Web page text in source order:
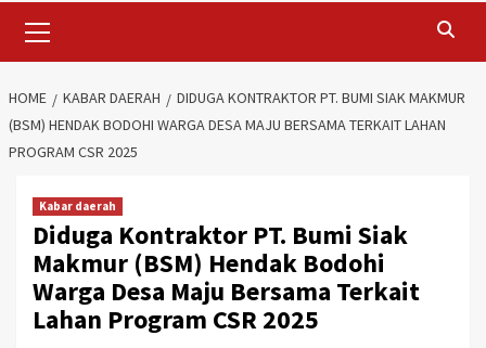
Menu
HOME KABAR DAERAH
DIDUGA KONTRAKTOR PT. BUMI SIAK MAKMUR
(BSM) HENDAK BODOHI WARGA DESA MAJU BERSAMA TERKAIT LAHAN
PROGRAM CSR 2025
Kabar daerah
Diduga Kontraktor PT. Bumi Siak
Makmur (BSM) Hendak Bodohi
Warga Desa Maju Bersama Terkait
Lahan Program CSR 2025